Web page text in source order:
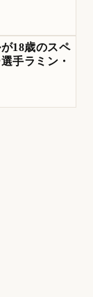
18歳のスペ
手ラミン・